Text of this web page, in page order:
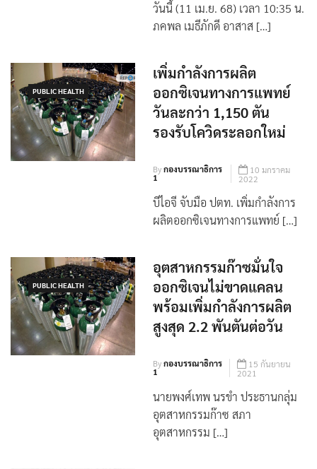
วันนี้ (11 เม.ย. 68) เวลา 10:35 น.
ภคพล เมธีภักดี อาสาส […]
PUBLIC HEALTH
เพิ่มกำลังการผลิต
ออกซิเจนทางการแพทย์
วันละกว่า 1,150 ตัน
รองรับโควิดระลอกใหม่
Byกองบรรณาธิการ
1
10 มกราคม
2022
บีไอจี จับมือ ปตท. เพิ่มกำลังการ
ผลิตออกซิเจนทางการแพทย์ […]
PUBLIC HEALTH
อุตสาหกรรมก๊าซมั่นใจ
ออกซิเจนไม่ขาดแคลน
พร้อมเพิ่มกำลังการผลิต
สูงสุด 2.2 พันตันต่อวัน
Byกองบรรณาธิการ
1
15 กันยายน
2021
นายพงศ์เทพ นรขำ ประธานกลุ่ม
อุตสาหกรรมก๊าซ สภา
อุตสาหกรรม […]